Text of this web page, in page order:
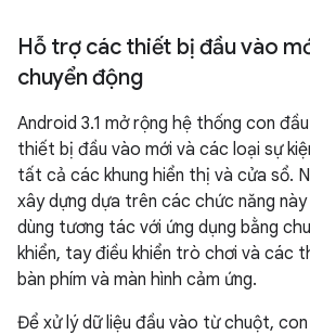
Hỗ trợ các thiết bị đầu vào
chuyển động
Android 3.1 mở rộng hệ thống con
thiết bị đầu vào mới và các loại sự
tất cả các khung hiển thị và cửa sổ.
xây dựng dựa trên các chức năng
dùng tương tác với ứng dụng bằng
khiển, tay điều khiển trò chơi và các
bàn phím và màn hình cảm ứng.
Để xử lý dữ liệu đầu vào từ chuột, con